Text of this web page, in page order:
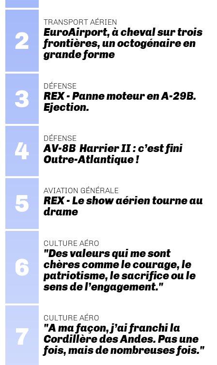
TRANSPORT AÉRIEN
EuroAirport, à cheval sur trois
frontières, un octogénaire en
grande forme
DÉFENSE
REX - Panne moteur en A-29B.
Ejection.
DÉFENSE
AV-8B Harrier II : c’est fini
Outre-Atlantique !
AVIATION GÉNÉRALE
REX - Le show aérien tourne au
drame
CULTURE AÉRO
"Des valeurs qui me sont
chères comme le courage, le
patriotisme, le sacrifice ou le
sens de l’engagement."
CULTURE AÉRO
"A ma façon, j’ai franchi la
Cordillère des Andes. Pas une
fois, mais de nombreuses fois."